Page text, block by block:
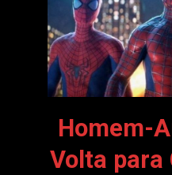
Homem-
Volta para